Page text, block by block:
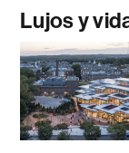
Lujos y